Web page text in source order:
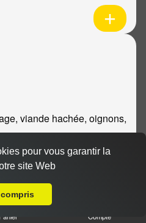
viande hachée, oignons,
Panier Compte
pour vous garantir la
site Web